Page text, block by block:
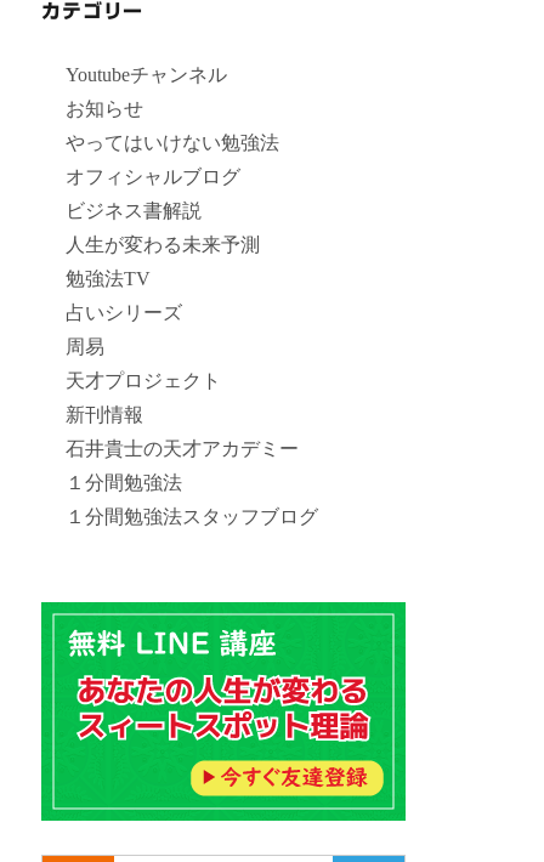
カテゴリー
Youtubeチャンネル
お知らせ
やってはいけない勉強法
オフィシャルブログ
ビジネス書解説
人生が変わる未来予測
勉強法TV
占いシリーズ
周易
天才プロジェクト
新刊情報
石井貴士の天才アカデミー
１分間勉強法
１分間勉強法スタッフブログ